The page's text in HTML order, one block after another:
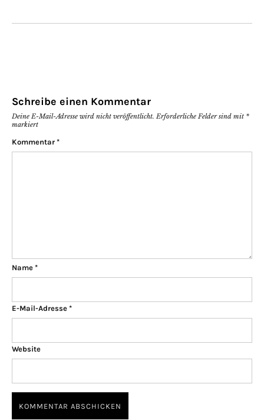
Schreibe einen Kommentar
Deine E-Mail-Adresse wird nicht veröffentlicht. Erforderliche Felder sind mit *
markiert
Kommentar *
Name *
E-Mail-Adresse *
Website